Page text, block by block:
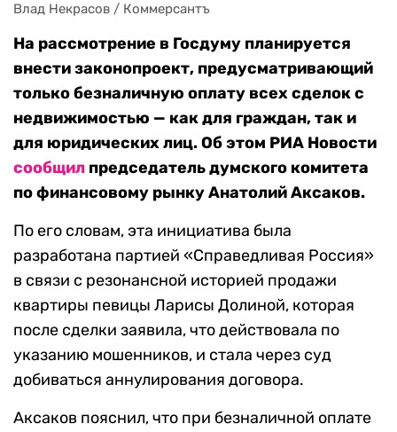
Влад Некрасов / Коммерсантъ
На рассмотрение в Госдуму планируется
внести законопроект, предусматривающий
только безналичную оплату всех сделок с
недвижимостью — как для граждан, так и
для юридических лиц. Об этом РИА Новости
сообщил председатель думского комитета
по финансовому рынку Анатолий Аксаков.
По его словам, эта инициатива была
разработана партией «Справедливая Россия»
в связи с резонансной историей продажи
квартиры певицы Ларисы Долиной, которая
после сделки заявила, что действовала по
указанию мошенников, и стала через суд
добиваться аннулирования договора.
Аксаков пояснил, что при безналичной оплате